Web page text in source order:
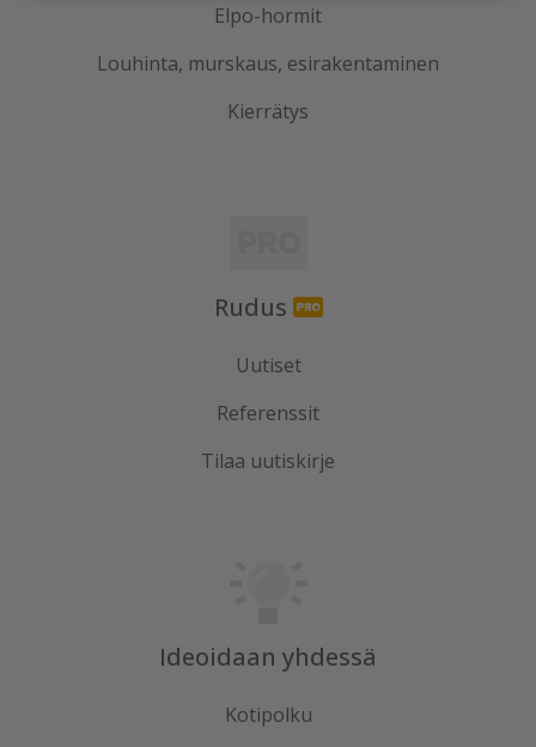
Elpo-hormit
Louhinta, murskaus, esirakentaminen
Kierrätys
Rudus
Uutiset
Referenssit
Tilaa uutiskirje
Ideoidaan yhdessä
Kotipolku